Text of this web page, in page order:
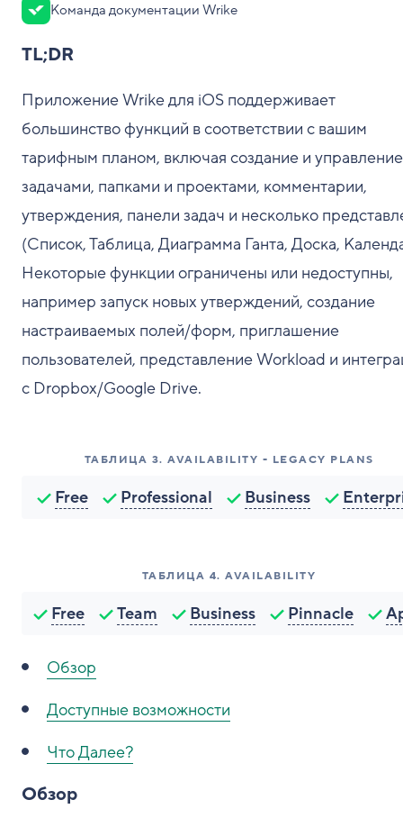
Команда документации Wrike
TL;DR
Приложение Wrike для iOS поддерживает
большинство функций в соответствии с вашим
тарифным планом, включая создание и управление
задачами, папками и проектами, комментарии,
утверждения, панели задач и несколько
(Список, Таблица, Диаграмма Ганта, Доска,
Некоторые функции ограничены или недоступны,
например запуск новых утверждений, создание
настраиваемых полей/форм, приглашение
пользователей, представление Workload и
с Dropbox/Google Drive.
ТАБЛИЦА 3. AVAILABILITY - LEGACY PLANS
Free Professional Business
ТАБЛИЦА 4. AVAILABILITY
Free Team Business Pinnacle
Обзор
Доступные возможности
Что Далее?
Обзор